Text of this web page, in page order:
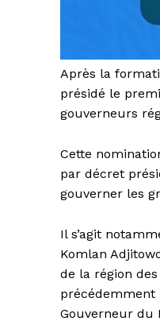
Après la
présidé le
gouverneurs
Cette
par décret
gouverner les
Il s’agit
Komlan
de la région
précédemment
Gouverneur du